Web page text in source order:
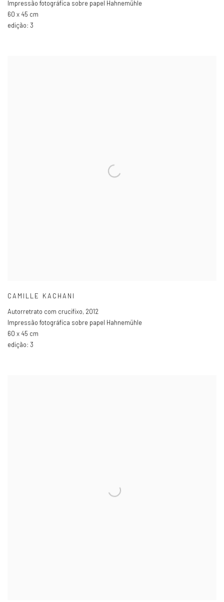
Impressão fotográfica sobre papel Hahnemühle
60 x 45 cm
edição: 3
CAMILLE KACHANI
Autorretrato com crucifixo, 2012
Impressão fotográfica sobre papel Hahnemühle
60 x 45 cm
edição: 3